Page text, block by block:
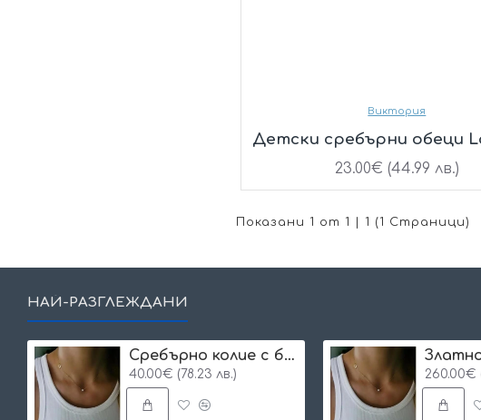
Виктория
Детски сребърни обеци
23.00€ (44.99 лв.)
Показани 1 от 1 | 1 (1 Страници)
НАЙ-РАЗГЛЕЖДАНИ
Сребърнo колие с буква и едно камъче
40.00€ (78.23 лв.) 260.00€